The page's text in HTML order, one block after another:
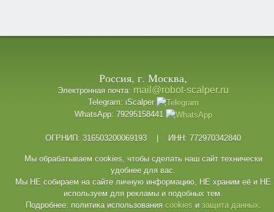
Россия, г. Москва,
Электронная почта: mail@robot-scalper.ru
Telegram: iScalper
WhatsApp: 79295158441
ОГРНИП: 316503200069193 | ИНН: 772970342840
Мы обрабатываем cookies, чтобы сделать наш сайт технически
удобнее для вас.
Мы НЕ собираем на сайте личную информацию, НЕ храним её и НЕ
используем для рекламы и подобных тем.
Подробнее: политика использования cookies и защита данных.